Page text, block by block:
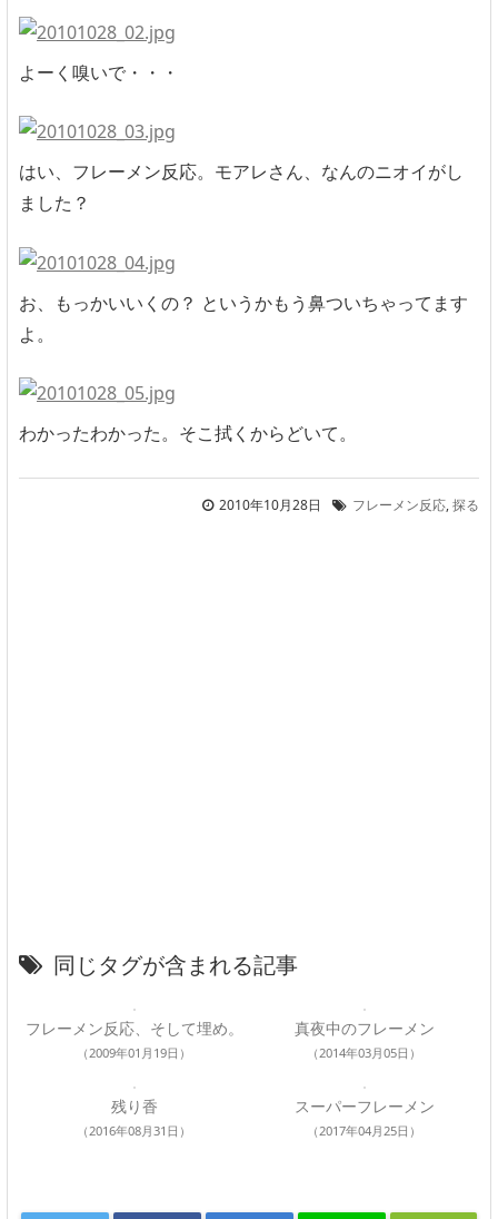
よーく嗅いで・・・
はい、フレーメン反応。モアレさん、なんのニオイがし
ました？
お、もっかいいくの？ というかもう鼻ついちゃってます
よ。
わかったわかった。そこ拭くからどいて。
2010年10月28日 フレーメン反応,探る
同じタグが含まれる記事
フレーメン反応、そして埋め。
（2009年01月19日）
真夜中のフレーメン
（2014年03月05日）
残り香
（2016年08月31日）
スーパーフレーメン
（2017年04月25日）